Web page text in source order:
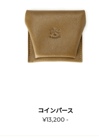
コインパース
¥13,200 -